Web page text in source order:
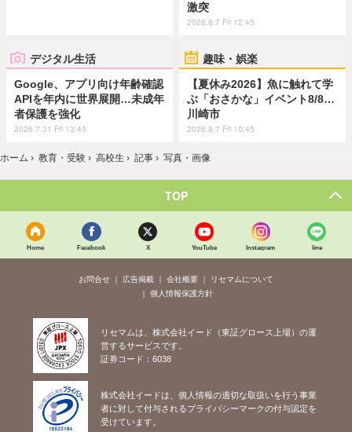
激突
2026.8.7 Fri 12:45
デジタル生活
Google、アプリ向け年齢確認
APIを年内に世界展開…未成年
者保護を強化
2026.7.31 Fri 13:45
趣味・娯楽
【夏休み2026】魚に触れて学
ぶ「おさかな」イベント8/8…
川崎市
2026.8.7 Fri 10:45
ホーム › 教育・受験 › 高校生 › 記事 › 写真・画像
TOP
Home Facebook X YouTube Instagram line
お問合せ 広告掲載 会社概要
リセマムについて
個人情報保護方針
リセマムは、株式会社イード（東証グロース上場）の運
営するサービスです。
証券コード：6038
株式会社イードは、個人情報の適切な取扱いを行う事業
者に対して付与されるプライバシーマークの付与認定を
受けています。